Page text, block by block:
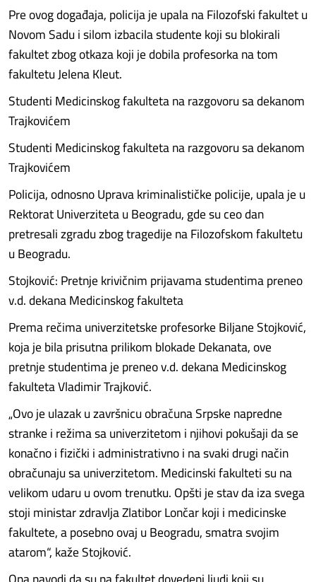
Pre ovog događaja, policija je upala na Filozofski fakultet u
Novom Sadu i silom izbacila studente koji su blokirali
fakultet zbog otkaza koji je dobila profesorka na tom
fakultetu Jelena Kleut.
Studenti Medicinskog fakulteta na razgovoru sa dekanom
Trajkovićem
Studenti Medicinskog fakulteta na razgovoru sa dekanom
Trajkovićem
Policija, odnosno Uprava kriminalističke policije, upala je u
Rektorat Univerziteta u Beogradu, gde su ceo dan
pretresali zgradu zbog tragedije na Filozofskom fakultetu
u Beogradu.
Stojković: Pretnje krivičnim prijavama studentima preneo
v.d. dekana Medicinskog fakulteta
Prema rečima univerzitetske profesorke Biljane Stojković,
koja je bila prisutna prilikom blokade Dekanata, ove
pretnje studentima je preneo v.d. dekana Medicinskog
fakulteta Vladimir Trajković.
„Ovo je ulazak u završnicu obračuna Srpske napredne
stranke i režima sa univerzitetom i njihovi pokušaji da se
konačno i fizički i administrativno i na svaki drugi način
obračunaju sa univerzitetom. Medicinski fakulteti su na
velikom udaru u ovom trenutku. Opšti je stav da iza svega
stoji ministar zdravlja Zlatibor Lončar koji i medicinske
fakultete, a posebno ovaj u Beogradu, smatra svojim
atarom“, kaže Stojković.